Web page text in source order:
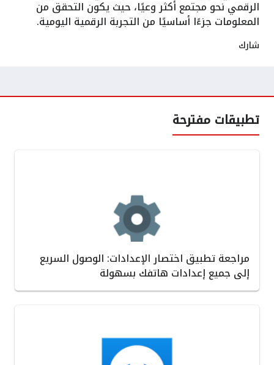
الرقمي نحو مجتمع أكثر وعيًا، حيث يكون التحقق من
المعلومات جزءًا أساسيًا من التجربة الرقمية اليومية.
شارك
تطبيقات مفترحة
مراجعة تطبيق اختصار الإعدادات: الوصول السريع
إلى جميع إعدادات هاتفك بسهولة